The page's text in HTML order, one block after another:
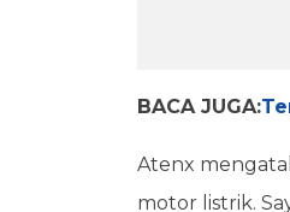
BACA JUGA:
Atenx
motor listrik.